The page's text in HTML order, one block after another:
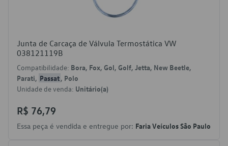
Junta de Carcaça de Válvula Termostática VW
038121119B
Compatibilidade: Bora, Fox, Gol, Golf, Jetta, New Beetle,
Parati, Passat, Polo
Unidade de venda: Unitário(a)
R$ 76,79
Essa peça é vendida e entregue por: Faria Veículos São Paulo